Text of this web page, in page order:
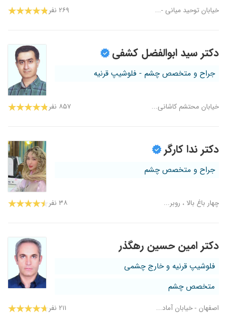
خیابان توحید میانی -... ۲۶۹ نفر
دکتر سید ابوالفضل کشفی
جراح و متخصص چشم - فلوشیپ قرنیه
خیابان محتشم کاشانی... ۸۵۷ نفر
دکتر ندا کارگر
جراح و متخصص چشم
چهار باغ بالا ، روبر... ۳۸ نفر
دکتر امین حسین رهگذر
فلوشیپ قرنیه و خارج چشمی
متخصص چشم
اصفهان - خیابان آماد... ۲۱۱ نفر